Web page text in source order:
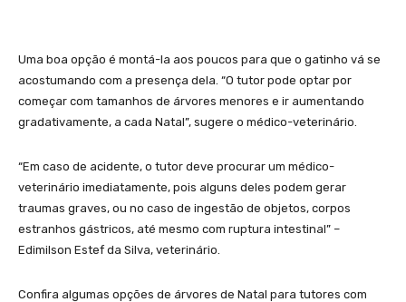
Uma boa opção é montá-la aos poucos para que o gatinho vá se
acostumando com a presença dela. “O tutor pode optar por
começar com tamanhos de árvores menores e ir aumentando
gradativamente, a cada Natal”, sugere o médico-veterinário.
“Em caso de acidente, o tutor deve procurar um médico-
veterinário imediatamente, pois alguns deles podem gerar
traumas graves, ou no caso de ingestão de objetos, corpos
estranhos gástricos, até mesmo com ruptura intestinal” –
Edimilson Estef da Silva, veterinário.
Confira algumas opções de árvores de Natal para tutores com